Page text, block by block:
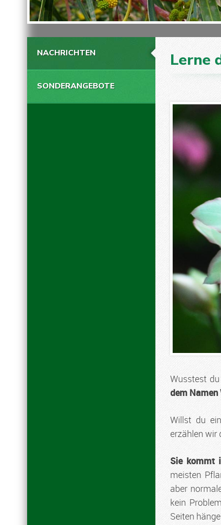
Lerne
Wusstest
dem
Willst du
erzählen wir
Sie kommt
meisten
aber
kein
Seiten
NACHRICHTEN
SONDERANGEBOTE